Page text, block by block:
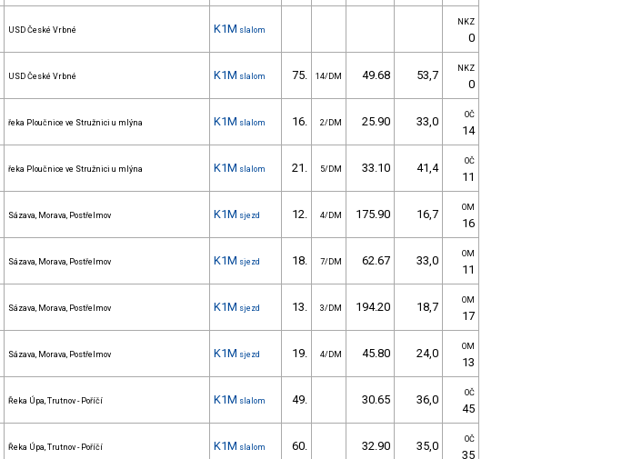
USD České Vrbné K1M slalom
NKZ
0
USD České Vrbné K1M slalom 75. 14/DM 49.68 53,7 NKZ
0
řeka Ploučnice ve Stružnici u mlýna K1M slalom 16. 2/DM 25.90 33,0 OČ
14
řeka Ploučnice ve Stružnici u mlýna K1M slalom 21. 5/DM 33.10 41,4 OČ
11
Sázava, Morava, Postřelmov K1M sjezd 12. 4/DM 175.90 16,7 OM
16
Sázava, Morava, Postřelmov K1M sjezd 18. 7/DM 62.67 33,0 OM
11
Sázava, Morava, Postřelmov K1M sjezd 13. 3/DM 194.20 18,7 OM
17
Sázava, Morava, Postřelmov K1M sjezd 19. 4/DM 45.80 24,0 OM
13
Řeka Úpa, Trutnov - Poříčí K1M slalom 49. 30.65 36,0 OČ
45
Řeka Úpa, Trutnov - Poříčí K1M slalom 60. 32.90 35,0 OČ
35